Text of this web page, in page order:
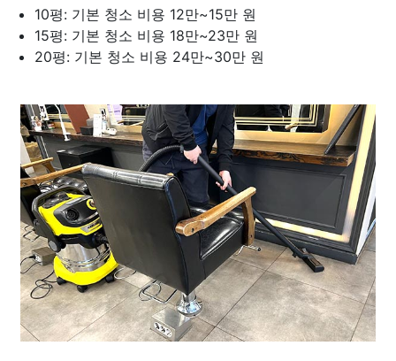
10평: 기본 청소 비용 12만~15만 원
15평: 기본 청소 비용 18만~23만 원
20평: 기본 청소 비용 24만~30만 원